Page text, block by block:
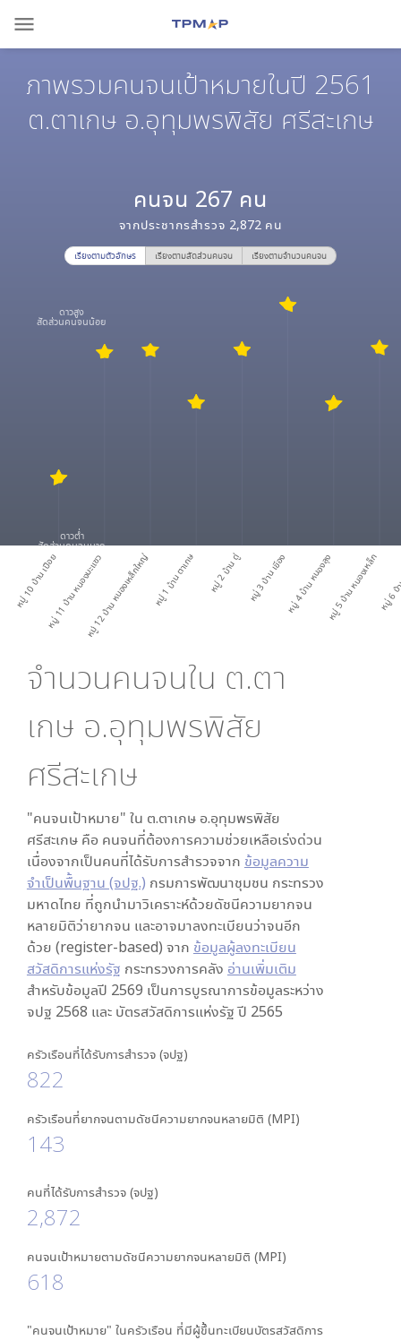
menu
ภาพรวมคนจนเป้าหมายในปี 2561
ต.ตาเกษ อ.อุทุมพรพิสัย ศรีสะเกษ
คนจน 267 คน
จากประชากรสำรวจ 2,872 คน
เรียงตามตัวอักษร เรียงตามสัดส่วนคนจน เรียงตามจำนวนคนจน
หมู่ 10 บ้าน เปือยหมู่ 11 บ้าน หนองมะแซวหมู่ 12 บ้าน หนองเหล็กใหญ่ หมู่ 1 บ้าน ตาเกษ หมู่ 2 บ้าน ดู่ หมู่ 3 บ้าน เขีองหมู่ 4 บ้าน หนองลุงหมู่ 5 บ้าน หนองเหล็กหมู่
ดาวสูง
สัดส่วนคนจนน้อย
ดาวต่ำ
สัดส่วนคนจนมาก
จำนวนคนจนใน ต.ตา
เกษ อ.อุทุมพรพิสัย
ศรีสะเกษ
"คนจนเป้าหมาย" ใน ต.ตาเกษ อ.อุทุมพรพิสัย
ศรีสะเกษ คือ คนจนที่ต้องการความช่วยเหลือเร่งด่วน
เนื่องจากเป็นคนที่ได้รับการสำรวจจาก ข้อมูลความ
จำเป็นพื้นฐาน (จปฐ.) กรมการพัฒนาชุมชน กระทรวง
มหาดไทย ที่ถูกนำมาวิเคราะห์ด้วยดัชนีความยากจน
หลายมิติว่ายากจน และอาจมาลงทะเบียนว่าจนอีก
ด้วย (register-based) จาก ข้อมูลผู้ลงทะเบียน
สวัสดิการแห่งรัฐ กระทรวงการคลัง อ่านเพิ่มเติม
สำหรับข้อมูลปี 2569 เป็นการบูรณาการข้อมูลระหว่าง
จปฐ 2568 และ บัตรสวัสดิการแห่งรัฐ ปี 2565
ครัวเรือนที่ได้รับการสำรวจ (จปฐ)
822
ครัวเรือนที่ยากจนตามดัชนีความยากจนหลายมิติ (MPI)
143
คนที่ได้รับการสำรวจ (จปฐ)
2,872
คนจนเป้าหมายตามดัชนีความยากจนหลายมิติ (MPI)
618
"คนจนเป้าหมาย" ในครัวเรือน ที่มีผู้ขึ้นทะเบียนบัตรสวัสดิการ